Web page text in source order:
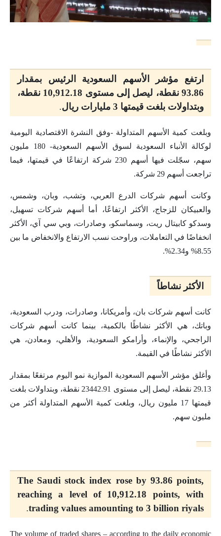
ارتفع مؤشر الأسهم السعودية الرئيس بمقدار
93.86 نقطة، ليصل إلى مستوى 10,912.18 نقطة،
وبتداولات بلغت قيمتها 3 مليارات ريال
.
وبلغت كمية الأسهم المتداولة -وفق النشرة الاقتصادية اليومية
لوكالة الأنباء السعودية لسوق الأسهم السعودية- 180 مليون
سهم، سجّلت فيها أسهم 230 شركة ارتفاعًا في قيمتها، فيما
تراجعت أسهم 29 شركة.
وكانت أسهم شركات الدرع العربي، وتشب، وبان، وشمس،
والعبيكان للزجاج، الأكثر ارتفاعًا، أما أسهم شركات تسهيل،
وسدكو كابيتال ريت، وسماسكو، وصادرات، وبي سي آي، الأكثر
انخفاضًا في التعاملات، وراوحت نسب الارتفاع والانخفاض ما بين
8.55% و2.34%.
الأكثر نشاطاً
كانت أسهم شركات بان، وأمريكانا، وصادرات، ودرب السعودية،
وباتك، هي الأكثر نشاطًا بالكمية، بينما كانت أسهم شركات
الراجحي، والإنماء، وأرامكو السعودية، والأهلي، ومعادن، هي
الأكثر نشاطًا في القيمة.
وأغلق مؤشر الأسهم السعودية الموازية نمو اليوم مرتفعًا بمقدار
29.13 نقطة، ليصل إلى مستوى 23442.91 نقطة، وبتداولات بلغت
قيمتها 17 مليون ريال، وبلغت كمية الأسهم المتداولة أكثر من
مليون سهم.
The Saudi stock index rose by 93.86 points,
reaching a level of 10,912.18 points, with
trading values amounting to 3 billion riyals
.
The volume of traded shares – according to the daily economic